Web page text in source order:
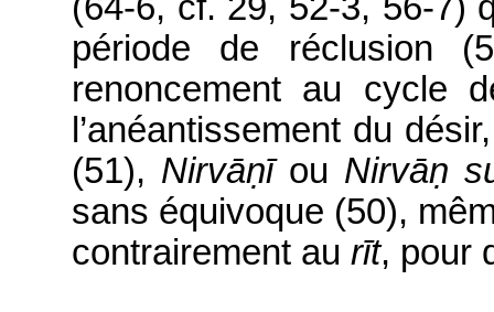
période de réclusion
renoncement au cycle
l’anéantissement du
(51), Nirvāṇī ou Nirvāṇ
sans équivoque (50),
contrairement au rīt, pour